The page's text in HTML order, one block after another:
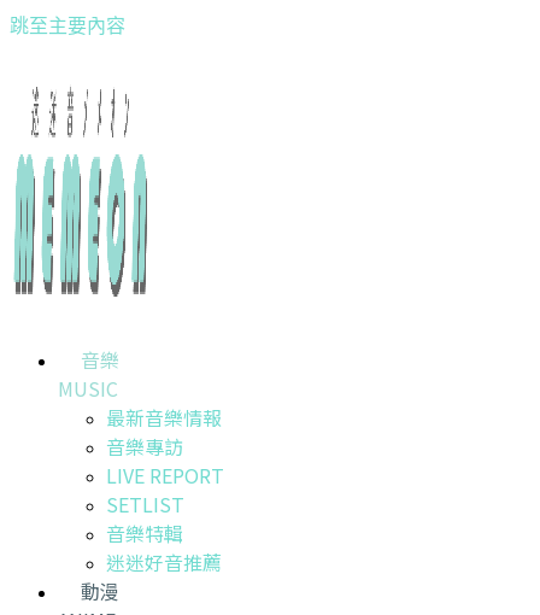
跳至主要內容
音樂
MUSIC
最新音樂情報
音樂專訪
LIVE REPORT
SETLIST
音樂特輯
迷迷好音推薦
動漫